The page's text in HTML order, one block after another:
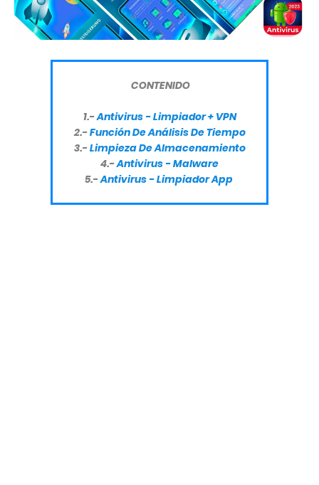
CONTENIDO
1.-Antivirus - Limpiador + VPN
2.-Función De Análisis De Tiempo
3.-Limpieza De Almacenamiento
4.-Antivirus - Malware
5.-Antivirus - Limpiador App